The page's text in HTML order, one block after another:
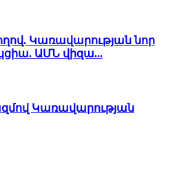
Կառավարության նոր
ԱՄՆ վիզա...
Կառավարության